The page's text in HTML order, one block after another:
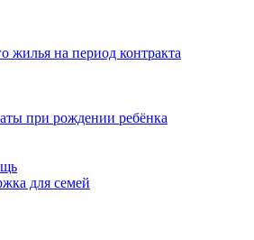
жилья на период контракта
при рождении ребёнка
для семей